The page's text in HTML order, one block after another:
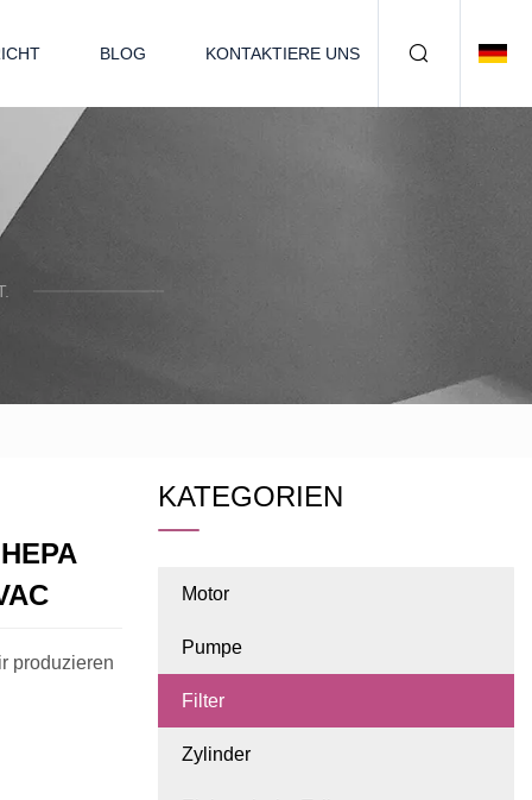
BLOG KONTAKTIERE UNS
produzieren
KATEGORIEN
Motor
Pumpe
Filter
Zylinder